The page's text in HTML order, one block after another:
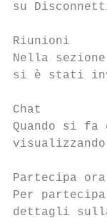
su
Riunioni
Nella
si è stati
Chat
Quando si
Partecipa ora
Per
dettagli